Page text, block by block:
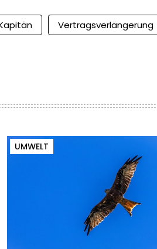
Vertragsverlängerung
UMWELT